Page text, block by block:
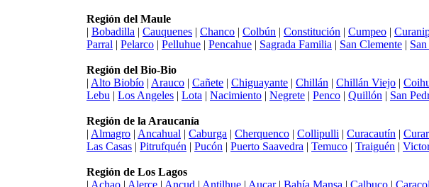
Región del Maule
| Bobadilla | Cauquenes | Chanco | Colbún | Constitución | Cumpeo |
Parral | Pelarco | Pelluhue | Pencahue | Sagrada Familia | San Clemente |
Región del Bio-Bio
| Alto Biobío | Arauco | Cañete | Chiguayante | Chillán | Chillán Viejo |
Lebu | Los Angeles | Lota | Nacimiento | Negrete | Penco | Quillón | San
Región de la Araucanía
| Almagro | Ancahual | Caburga | Cherquenco | Collipulli | Curacautín |
Las Casas | Pitrufquén | Pucón | Puerto Saavedra | Temuco | Traiguén |
Región de Los Lagos
| Achao | Alerce | Ancud | Antilhue | Aucar| Bahía Mansa | Calbuco | Caracol